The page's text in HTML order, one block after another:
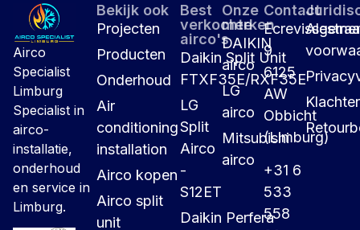
Airco
Specialist
Limburg
Specialist in
airco-
installatie,
onderhoud
en service in
Limburg.
Bekijk ook
Projecten
Producten
Onderhoud
Air
conditioning
installation
Airco kopen
Airco split
unit
Best
verkochte
airco's
Daikin Split Unit
FTXF35E/RXF35E
LG
Split
Airco
-
S12ET
Daikin Perfera
Onze
merken
DAIKIN
airco
LG
airco
Mitsubishi
airco
Contact
9
6125
AW
Obbicht
(Limburg)
+31 6
533
558